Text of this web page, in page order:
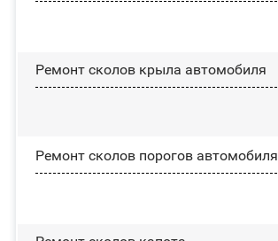
Ремонт сколов крыла автомобиля
Ремонт сколов порогов автомобиля